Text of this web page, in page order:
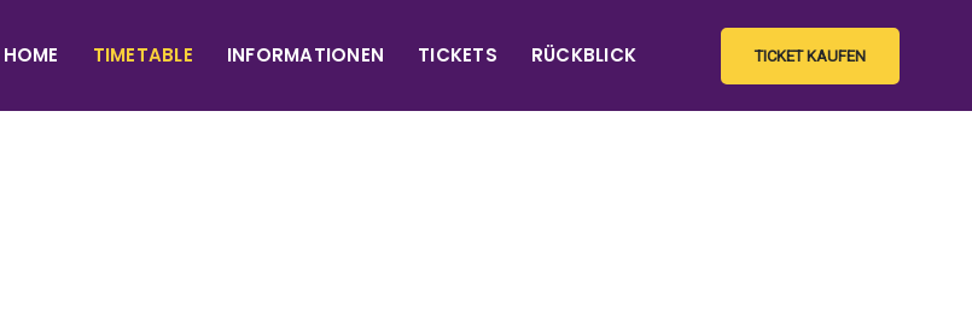
HOME TIMETABLE INFORMATIONEN TICKETS RÜCKBLICK TICKET KAUFEN